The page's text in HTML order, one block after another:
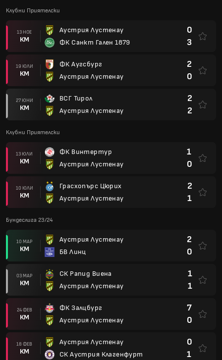
Клубни Приятелски
13 НОЕ
КМ
Аустрия Лустенау
ФК Санкт Гален 1879
0
3
19 ЮЛИ
КМ
ФК Аугсбург
Аустрия Лустенау
2
0
27 ЮНИ
КМ
ВСГ Тирол
Аустрия Лустенау
2
2
Клубни Приятелски
13 ЮЛИ
КМ
ФК Винтертур
Аустрия Лустенау
1
0
10 ЮЛИ
КМ
Грасхопърс Цюрих
Аустрия Лустенау
2
1
Бундеслига 23/24
10 МАР
КМ
Аустрия Лустенау
БВ Линц
2
0
03 МАР
КМ
СК Рапид Виена
Аустрия Лустенау
1
1
24 ФЕВ
КМ
ФК Залцбург
Аустрия Лустенау
7
0
18 ФЕВ
КМ
Аустрия Лустенау
СК Аустрия Клагенфурт
0
1